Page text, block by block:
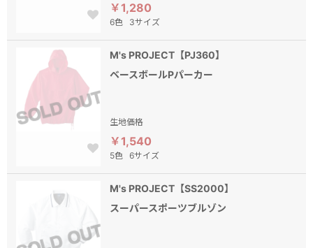
￥1,280
6色 3サイズ
M's PROJECT【PJ360】
ベースボールPパーカー
生地価格
￥1,540
5色 6サイズ
M's PROJECT【SS2000】
スーパースポーツブルゾン